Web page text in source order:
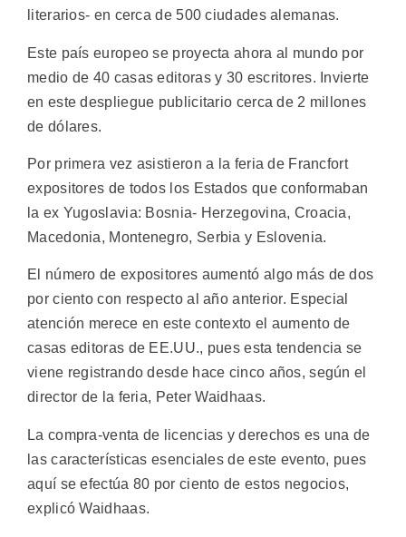
literarios- en cerca de 500 ciudades alemanas.
Este país europeo se proyecta ahora al mundo por
medio de 40 casas editoras y 30 escritores. Invierte
en este despliegue publicitario cerca de 2 millones
de dólares.
Por primera vez asistieron a la feria de Francfort
expositores de todos los Estados que conformaban
la ex Yugoslavia: Bosnia- Herzegovina, Croacia,
Macedonia, Montenegro, Serbia y Eslovenia.
El número de expositores aumentó algo más de dos
por ciento con respecto al año anterior. Especial
atención merece en este contexto el aumento de
casas editoras de EE.UU., pues esta tendencia se
viene registrando desde hace cinco años, según el
director de la feria, Peter Waidhaas.
La compra-venta de licencias y derechos es una de
las características esenciales de este evento, pues
aquí se efectúa 80 por ciento de estos negocios,
explicó Waidhaas.